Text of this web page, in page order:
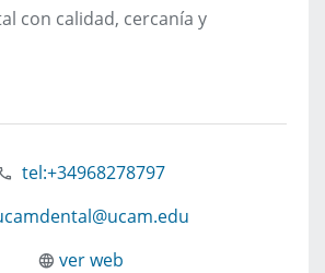
con calidad, cercanía y
tel:+34968278797
ver web